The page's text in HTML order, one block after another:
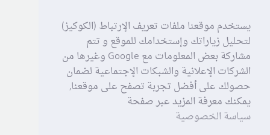
يستخدم موقعنا ملفات تعريف الإرتباط (الكوكيز)
لتحليل زياراتك وإستخدامك للموقع و تتم
مشاركة بعض المعلومات مع Google وغيرها من
الشركات الإعلانية والشبكات الإجتماعية لضمان
حصولك على أفضل تجربة تصفح على موقعنا,
يمكنك معرفة المزيد عبر صفحة
سياسة الخصوصية